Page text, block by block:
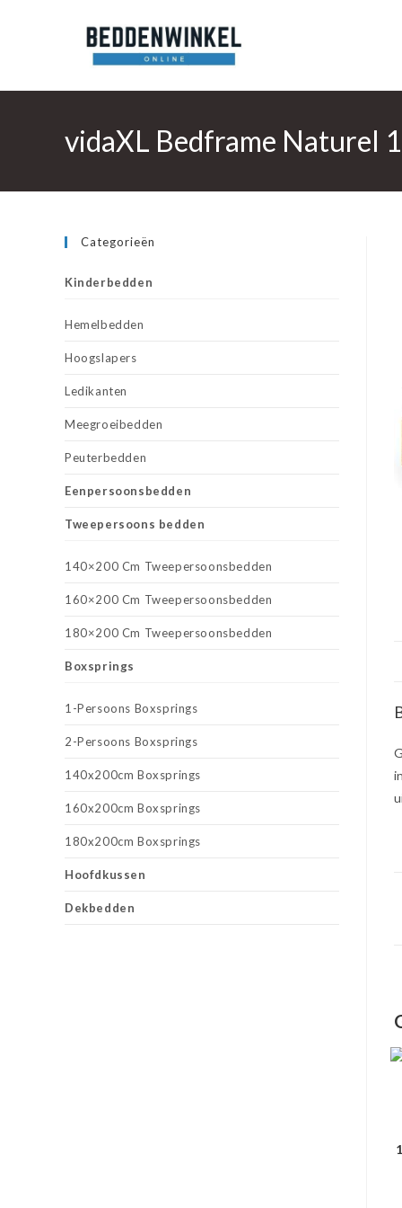
vidaXL Bedframe Naturel
Categorieën
Kinderbedden
Hemelbedden
Hoogslapers
Ledikanten
Meegroeibedden
Peuterbedden
Eenpersoonsbedden
Tweepersoons bedden
140×200 Cm Tweepersoonsbedden
160×200 Cm Tweepersoonsbedden
180×200 Cm Tweepersoonsbedden
Boxsprings
1-Persoons Boxsprings
2-Persoons Boxsprings
140x200cm Boxsprings
160x200cm Boxsprings
180x200cm Boxsprings
Hoofdkussen
Dekbedden